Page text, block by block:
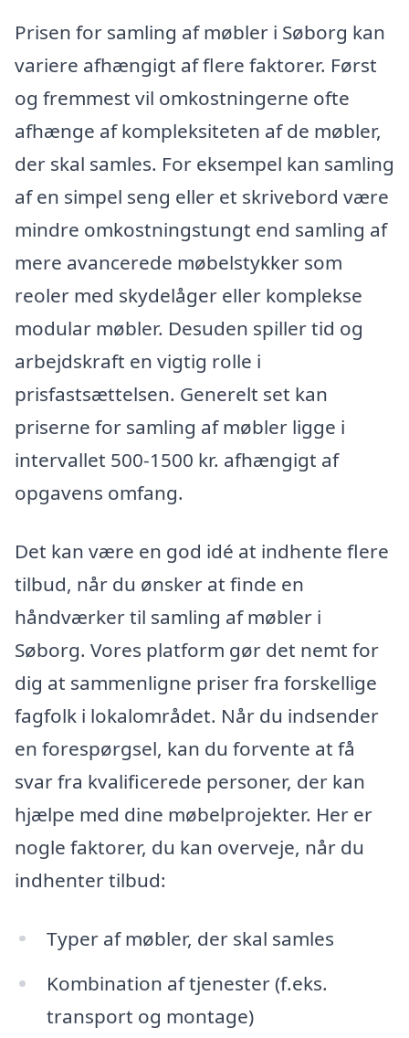
Prisen for samling af møbler i Søborg kan
variere afhængigt af flere faktorer. Først
og fremmest vil omkostningerne ofte
afhænge af kompleksiteten af de møbler,
der skal samles. For eksempel kan samling
af en simpel seng eller et skrivebord være
mindre omkostningstungt end samling af
mere avancerede møbelstykker som
reoler med skydelåger eller komplekse
modular møbler. Desuden spiller tid og
arbejdskraft en vigtig rolle i
prisfastsættelsen. Generelt set kan
priserne for samling af møbler ligge i
intervallet 500-1500 kr. afhængigt af
opgavens omfang.
Det kan være en god idé at indhente flere
tilbud, når du ønsker at finde en
håndværker til samling af møbler i
Søborg. Vores platform gør det nemt for
dig at sammenligne priser fra forskellige
fagfolk i lokalområdet. Når du indsender
en forespørgsel, kan du forvente at få
svar fra kvalificerede personer, der kan
hjælpe med dine møbelprojekter. Her er
nogle faktorer, du kan overveje, når du
indhenter tilbud:
Typer af møbler, der skal samles
Kombination af tjenester (f.eks.
transport og montage)